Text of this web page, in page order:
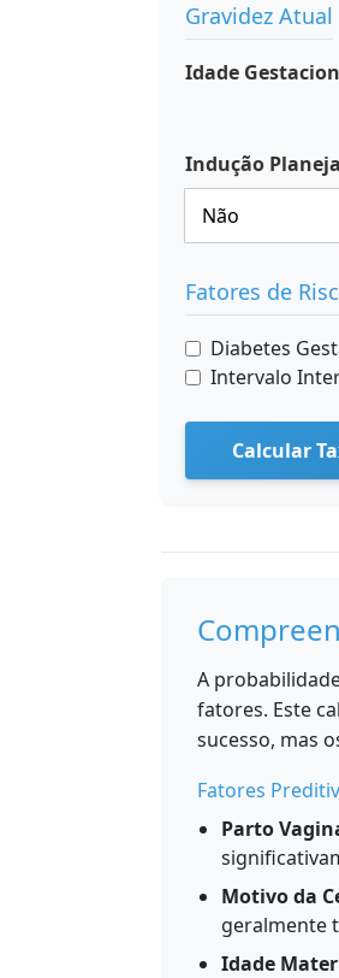
Gravidez Atual
Idade
Indução
Fatores de
Diabetes
Intervalo
Calcular
A
fatores. Este
sucesso, mas
Fatores
Parto
Motivo da
geralmente
Idade